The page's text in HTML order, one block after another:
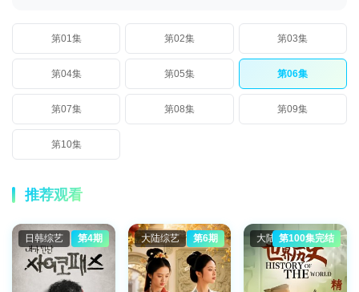
第01集 第02集 第03集
第04集 第05集 第06集
第07集 第08集 第09集
第10集
推荐观看
日韩综艺 第4期 大陆综艺 第6期 大陆综艺第100集完结